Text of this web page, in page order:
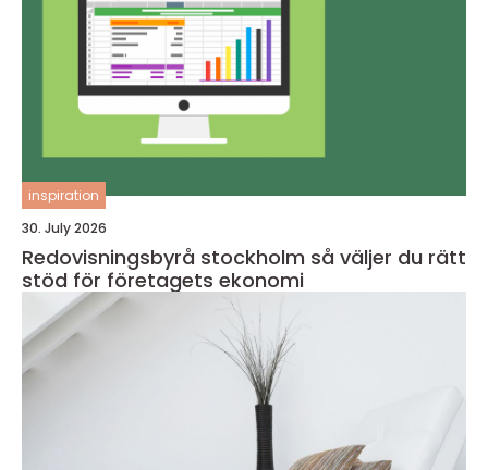
inspiration
30. July 2026
Redovisningsbyrå stockholm så väljer du rätt
stöd för företagets ekonomi